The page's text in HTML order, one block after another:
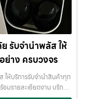
ผู้ใช้บริการ เก็บสลิป /
บเดือน ไถ่ถอนก่อนหมด
ข้อง รับจำนำเทอร์มิ
ดูแลสินค้าทุกชิ้นอย่างดี
ครัน ทีมงานเชี่ยวชาญ
งทันที ไม่ต้องรอนาน การ
องการเงินด่วนโดยไม่
เรารักษาความลับ และ
วางใจได้ พื้นที่บริการ
ายเขตกรุงเทพฯ เรามี
ว เขต แจ้งวัฒนะ เขต สีลม
นา ไม่ว่าคุณอยู่ในซอย
ใกล้แยกสีลม ช่องนนทรี
รับจำนำพลัส ให้
ย่าง ครบวงจร
ห้บริการรับจำนำสินค้าทุก
มรายละเอียดงาน บริการ